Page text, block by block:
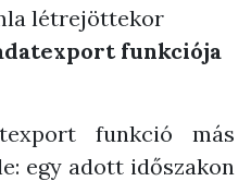
létrejöttekor
funkciója
funkció más
egy adott időszakon